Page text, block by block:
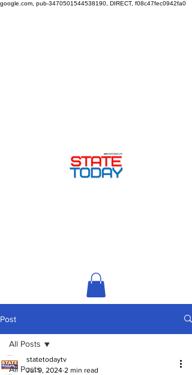
google.com, pub-3470501544538190, DIRECT, f08c47fec0942fa0
Post
All Posts
All Posts
statetodaytv
Jul 9, 2024 2 min read